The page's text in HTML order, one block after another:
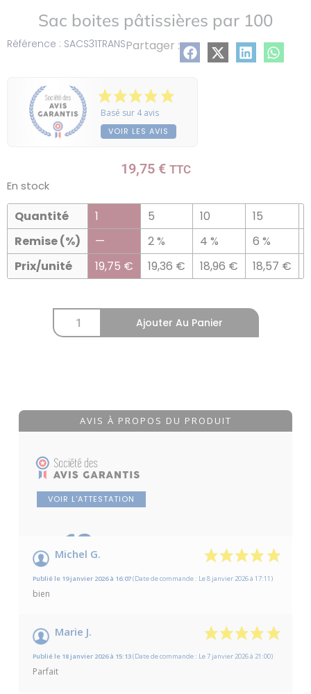
Référence : SACS31TRANSPartager :
Sac boites pâtissières par 100
Basé sur 4 avis
VOIR LES AVIS
19,75 € TTC
En stock
Quantité
Remise (%)
Prix/unité
1
—
19,75 €
5
2 %
19,36 €
10
4 %
18,96 €
15
6 %
18,57 €
Ajouter Au Panier
AVIS À PROPOS DU PRODUIT
VOIR L'ATTESTATION
10/10
Basé sur 4 avis
Michel G.
Publié le 19 janvier 2026 à 16:07(Date de commande : Le 8 janvier 2026 à 17:11)
bien
Marie J.
Publié le 18 janvier 2026 à 15:13(Date de commande : Le 7 janvier 2026 à 21:00)
Parfait